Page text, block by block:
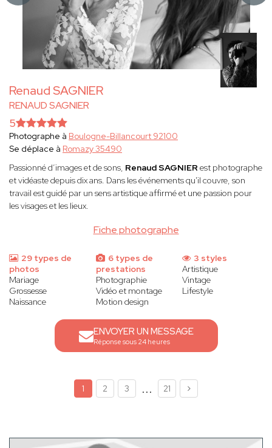
Renaud SAGNIER
RENAUD SAGNIER
Fiche photographe
5
Photographe à Boulogne-Billancourt 92100
Se déplace à Romazy 35490
Passionné d’images et de sons, Renaud SAGNIER est photographe
et vidéaste depuis dix ans. Dans les événements qu'il couvre, son
travail est guidé par un sens artistique affirmé et une passion pour
les visages et les lieux.
29 types de
photos
Mariage
Grossesse
Naissance
6 types de
prestations
Photographie
Vidéo et montage
Motion design
3 styles
Artistique
Vintage
Lifestyle
ENVOYER UN MESSAGE
Réponse sous 24 heures
1 2 3 ... 21